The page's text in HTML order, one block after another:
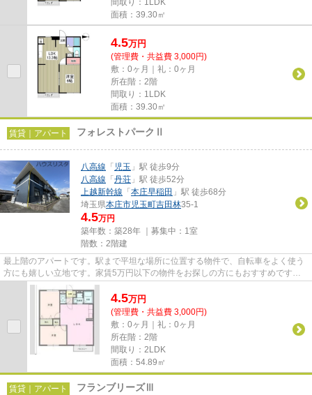
間取り：1LDK
面積：39.30㎡
4.5万円
(管理費・共益費 3,000円)
敷：0ヶ月｜礼：0ヶ月
所在階：2階
間取り：1LDK
面積：39.30㎡
賃貸｜アパート フォレストパークⅡ
八高線 「 児玉 」駅 徒歩9分
八高線 「 丹荘 」駅 徒歩52分
上越新幹線 「 本庄早稲田 」駅 徒歩68分
埼玉県本庄市児玉町吉田林35-1
4.5万円
築年数：築28年 ｜募集中： 1室
階数：2階建
最上階のアパートです。駅まで平坦な場所に位置する物件で、自転車をよく使う
方にも嬉しい立地です。家賃5万円以下の物件をお探しの方にもおすすめです。
気になるイチオシ物件情報：「...
4.5万円
(管理費・共益費 3,000円)
敷：0ヶ月｜礼：0ヶ月
所在階：2階
間取り：2LDK
面積：54.89㎡
賃貸｜アパート フランブリーズⅢ